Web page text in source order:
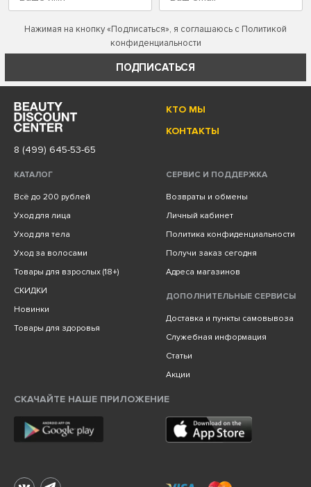
Нажимая на кнопку «Подписаться», я соглашаюсь с Политикой
конфиденциальности
ПОДПИСАТЬСЯ
КТО МЫ
КОНТАКТЫ
8 (499) 645-53-65
КАТАЛОГ
Всё до 200 рублей
Уход для лица
Уход для тела
Уход за волосами
Товары для взрослых (18+)
СКИДКИ
Новинки
Товары для здоровья
СЕРВИС И ПОДДЕРЖКА
Возвраты и обмены
Личный кабинет
Политика конфиденциальности
Получи заказ сегодня
Адреса магазинов
ДОПОЛНИТЕЛЬНЫЕ СЕРВИСЫ
Доставка и пункты самовывоза
Служебная информация
Статьи
Акции
СКАЧАЙТЕ НАШЕ ПРИЛОЖЕНИЕ